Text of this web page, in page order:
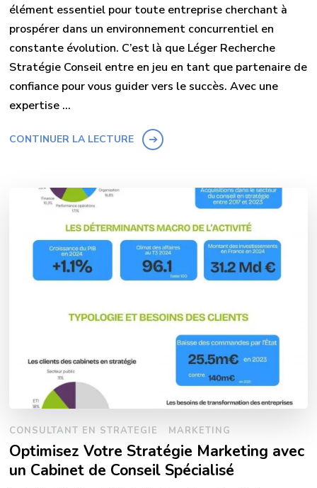
élément essentiel pour toute entreprise cherchant à
prospérer dans un environnement concurrentiel en
constante évolution. C’est là que Léger Recherche
Stratégie Conseil entre en jeu en tant que partenaire de
confiance pour vous guider vers le succès. Avec une
expertise …
CONTINUER LA LECTURE
CONSULTANT EN STRATEGIE MARKETING
Optimisez Votre Stratégie Marketing avec
un Cabinet de Conseil Spécialisé